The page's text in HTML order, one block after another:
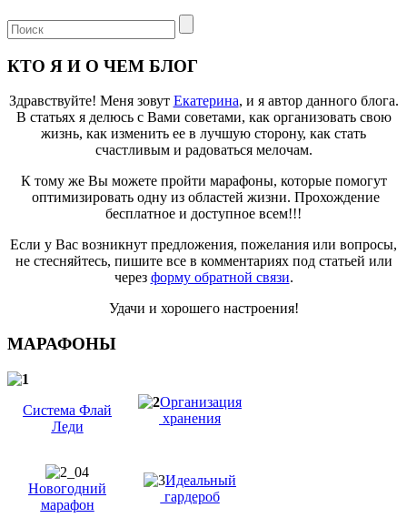
КТО Я И О ЧЕМ БЛОГ
Здравствуйте! Меня зовут Екатерина, и я автор данного блога.
В статьях я делюсь с Вами советами, как организовать свою
жизнь, как изменить ее в лучшую сторону, как стать
счастливым и радоваться мелочам.
К тому же Вы можете пройти марафоны, которые помогут
оптимизировать одну из областей жизни. Прохождение
бесплатное и доступное всем!!!
Если у Вас возникнут предложения, пожелания или вопросы,
не стесняйтесь, пишите все в комментариях под статьей или
через форму обратной связи.
Удачи и хорошего настроения!
МАРАФОНЫ
Система Флай
Леди
Организация
хранения
Новогодний
марафон
Идеальный
гардероб